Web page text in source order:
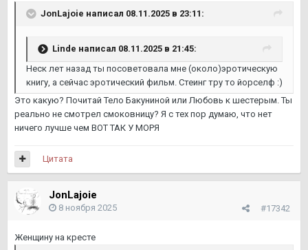
JonLajoie написал 08.11.2025 в 23:11:
Linde написал 08.11.2025 в 21:45:
Неск лет назад ты посоветовала мне (около)эротическую
книгу, а сейчас эротический фильм. Стеинг тру то йорселф :)
Это какую? Почитай Тело Бакуниной или Любовь к шестерым. Ты
реально не смотрел смоковницу? Я с тех пор думаю, что нет
ничего лучше чем ВОТ ТАК У МОРЯ
Цитата
JonLajoie
#17342
8 ноября 2025
Женщину на кресте